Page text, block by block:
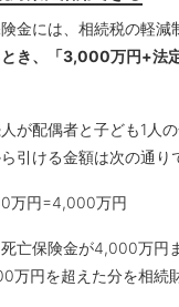
金には、相続税の軽減
とき、「3,000万円+法
が配偶者と子ども1人
引ける金額は次の通り
万円=4,000万円
亡保険金が4,000万円
万円を超えた分を相続